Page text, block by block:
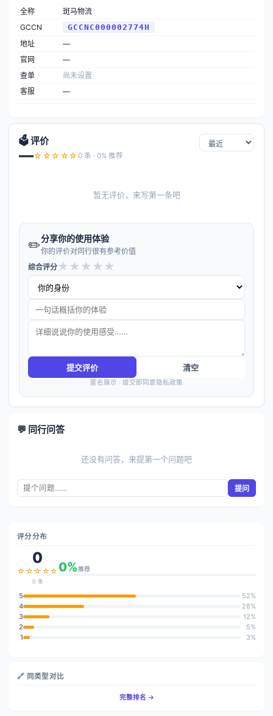
全称
斑马物流
GCCN
GCCNC000002774H
地址
—
官网
—
查单
尚未设置
客服
—
🗳️ 评价
—☆☆☆☆☆ 0 条 · 0% 推荐
暂无评价，来写第一条吧
✏️分享你的使用体验
你的评价对同行很有参考价值
综合评分★ ★ ★ ★ ★
提交评价 清空
匿名展示 · 提交即同意隐私政策
💬 同行问答
还没有问答，来提第一个问题吧
提问
评分分布
0
☆☆☆☆☆
0 条
0%推荐
5
52%
4
28%
3
12%
2
5%
1
3%
🔗 同类型对比
完整排名 →